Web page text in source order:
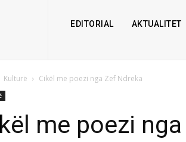
EDITORIAL AKTUALITET
Kulturë Cikël me poezi nga Zef Ndreka
me poezi